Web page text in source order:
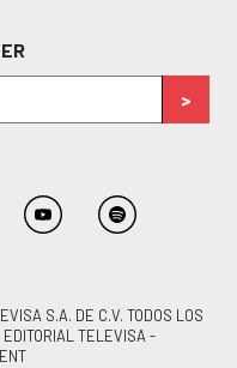
S.A. DE C.V. TODOS LOS
TELEVISA -